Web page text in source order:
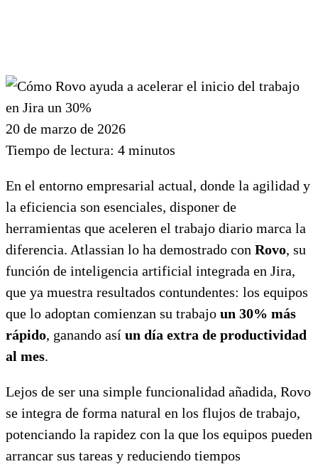
20 de marzo de 2026
Tiempo de lectura: 4 minutos
En el entorno empresarial actual, donde la agilidad y
la eficiencia son esenciales, disponer de
herramientas que aceleren el trabajo diario marca la
diferencia. Atlassian lo ha demostrado con Rovo, su
función de inteligencia artificial integrada en Jira,
que ya muestra resultados contundentes: los equipos
que lo adoptan comienzan su trabajo un 30% más
rápido, ganando así un día extra de productividad
al mes.
Lejos de ser una simple funcionalidad añadida, Rovo
se integra de forma natural en los flujos de trabajo,
potenciando la rapidez con la que los equipos pueden
arrancar sus tareas y reduciendo tiempos